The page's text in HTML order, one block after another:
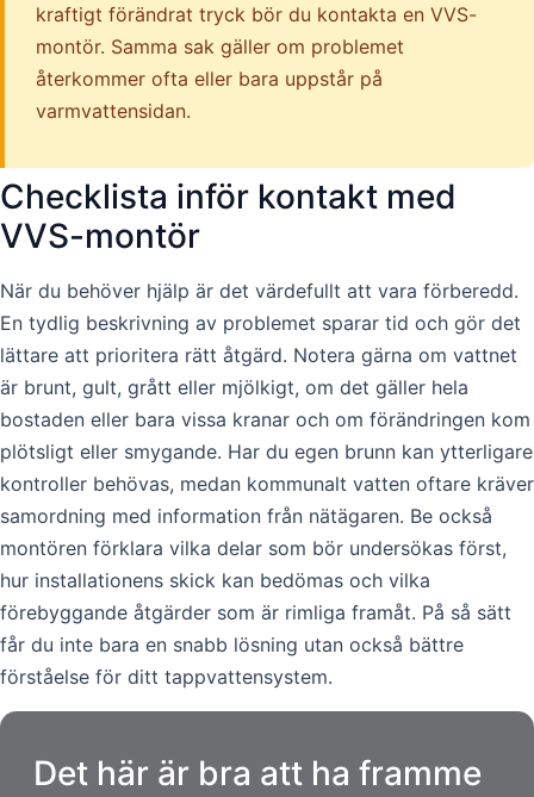
kraftigt förändrat tryck bör du kontakta en VVS-
montör. Samma sak gäller om problemet
återkommer ofta eller bara uppstår på
varmvattensidan.
Checklista inför kontakt med
VVS-montör
När du behöver hjälp är det värdefullt att vara förberedd.
En tydlig beskrivning av problemet sparar tid och gör det
lättare att prioritera rätt åtgärd. Notera gärna om vattnet
är brunt, gult, grått eller mjölkigt, om det gäller hela
bostaden eller bara vissa kranar och om förändringen kom
plötsligt eller smygande. Har du egen brunn kan ytterligare
kontroller behövas, medan kommunalt vatten oftare kräver
samordning med information från nätägaren. Be också
montören förklara vilka delar som bör undersökas först,
hur installationens skick kan bedömas och vilka
förebyggande åtgärder som är rimliga framåt. På så sätt
får du inte bara en snabb lösning utan också bättre
förståelse för ditt tappvattensystem.
Det här är bra att ha framme